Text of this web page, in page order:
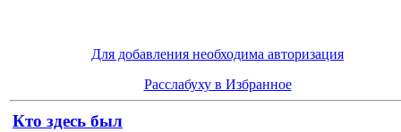
Для добавления необходима авторизация
Расслабуху в Избранное
Кто здесь был